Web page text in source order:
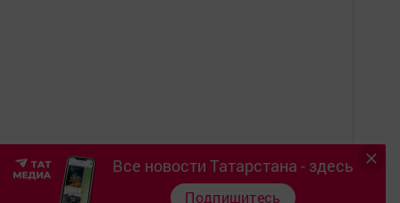
Все новости Татарстана - здесь
Подпишитесь
16+